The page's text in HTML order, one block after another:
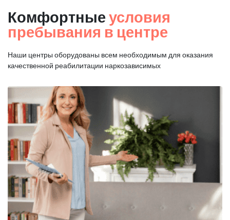
Комфортные условия
пребывания в центре
Наши центры оборудованы всем необходимым для оказания
качественной реабилитации наркозависимых